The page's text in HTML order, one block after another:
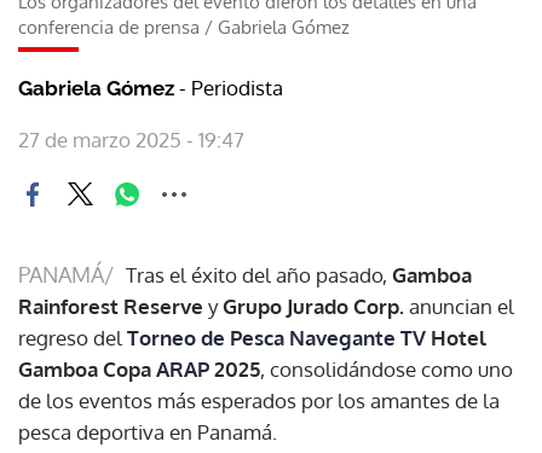
conferencia de prensa / Gabriela Gómez
Gabriela Gómez - Periodista
27 de marzo 2025 - 19:47
PANAMÁ/ Tras el éxito del año pasado, Gamboa
Rainforest Reserve yGrupo Jurado Corp.anuncian el
regreso del Torneo de Pesca Navegante TV Hotel
Gamboa CopaARAP2025, consolidándose como uno
de los eventos más esperados por los amantes de la
pesca deportiva en Panamá.